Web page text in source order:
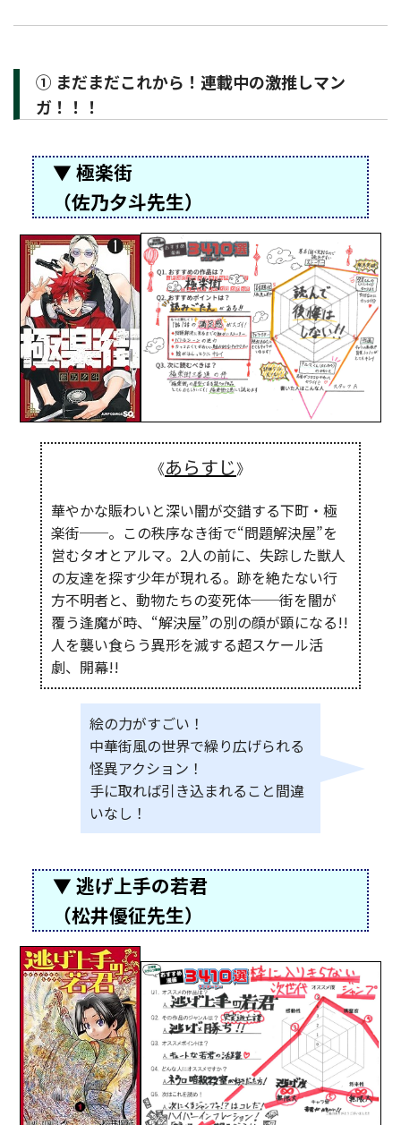
① まだまだこれから！連載中の激推しマン
ガ！！！
▼ 極楽街
（佐乃夕斗先生）
《あらすじ》
華やかな賑わいと深い闇が交錯する下町・極
楽街──。この秩序なき街で“問題解決屋”を
営むタオとアルマ。2人の前に、失踪した獣人
の友達を探す少年が現れる。跡を絶たない行
方不明者と、動物たちの変死体──街を闇が
覆う逢魔が時、“解決屋”の別の顔が顕になる!!
人を襲い食らう異形を滅する超スケール活
劇、開幕!!
絵の力がすごい！
中華街風の世界で繰り広げられる
怪異アクション！
手に取れば引き込まれること間違
いなし！
▼ 逃げ上手の若君
（松井優征先生）